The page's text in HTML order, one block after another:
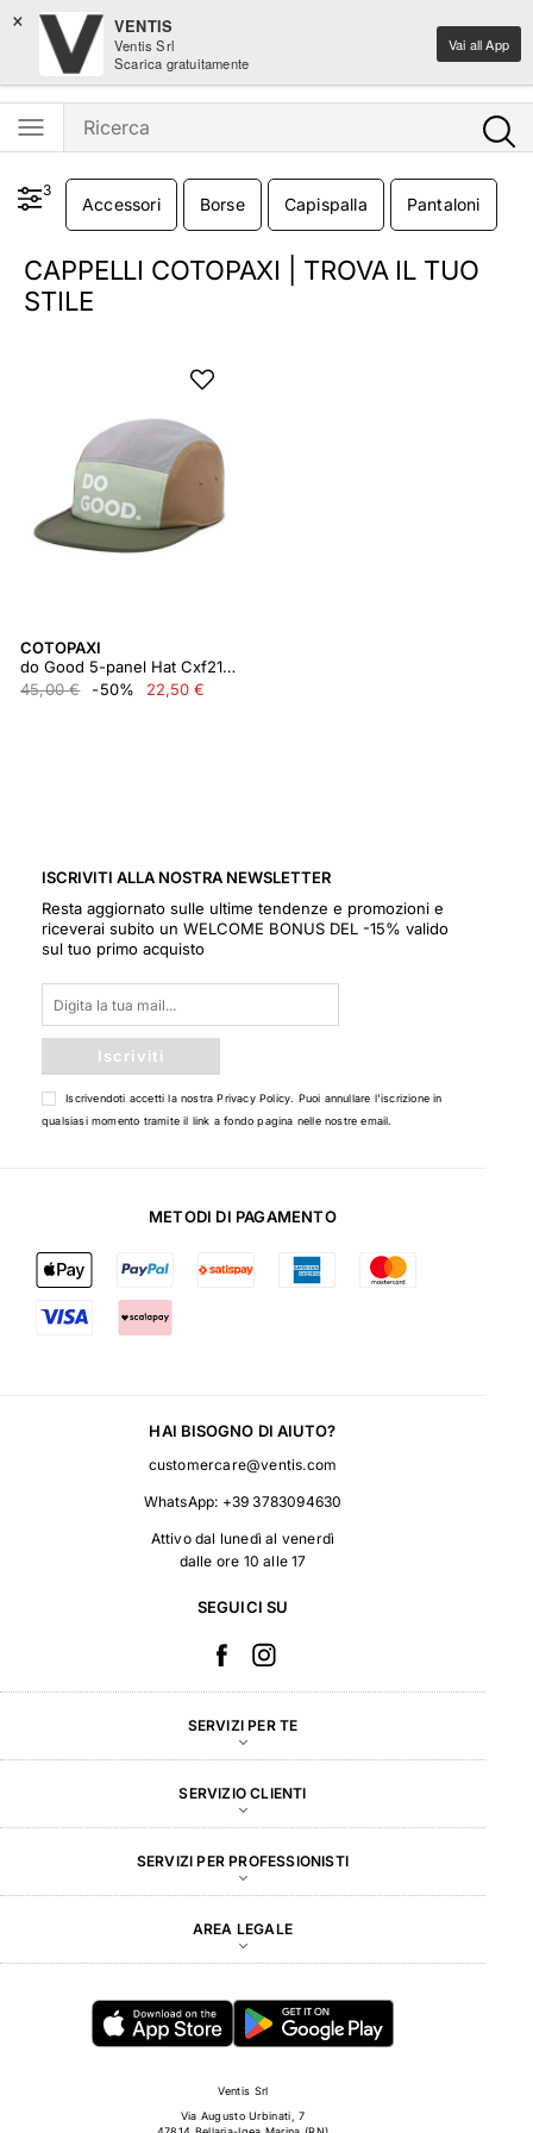
× VENTIS
Ventis Srl
Scarica gratuitamente
Vai all App
Ventis - L'e-shopping parla italiano
3
Accessori Borse Capispalla Pantaloni
CAPPELLI COTOPAXI | TROVA IL TUO
STILE
COTOPAXI
do Good 5-panel Hat Cxf21473u291gtftg
45,00 €
-50% 22,50 €
ISCRIVITI ALLA NOSTRA NEWSLETTER
Resta aggiornato sulle ultime tendenze e promozioni e
riceverai subito un WELCOME BONUS DEL -15% valido
sul tuo primo acquisto
Iscriviti
Iscrivendoti accetti la nostraPrivacy Policy . Puoi annullare l'iscrizione in
qualsiasi momento tramite il link a fondo pagina nelle nostre email.
METODI DI PAGAMENTO
HAI BISOGNO DI AIUTO?
customercare@ventis.com
WhatsApp: +39 3783094630
Attivo dal lunedì al venerdì
dalle ore 10 alle 17
SEGUICI SU
SERVIZI PER TE
SERVIZIO CLIENTI
SERVIZI PER PROFESSIONISTI
AREA LEGALE
Ventis Srl
Via Augusto Urbinati, 7